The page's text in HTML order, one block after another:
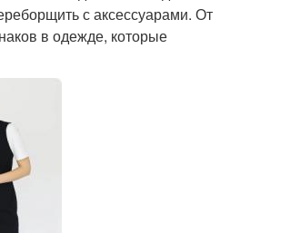
с аксессуарами. От
в одежде, которые